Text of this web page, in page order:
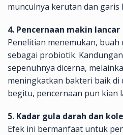
munculnya kerutan dan garis
4. Pencernaan makin lancar
Penelitian menemukan,
sebagai probiotik.
sepenuhnya dicerna,
meningkatkan bakteri baik di
begitu, pencernaan pun kian
5. Kadar gula darah dan
Efek ini bermanfaat untuk